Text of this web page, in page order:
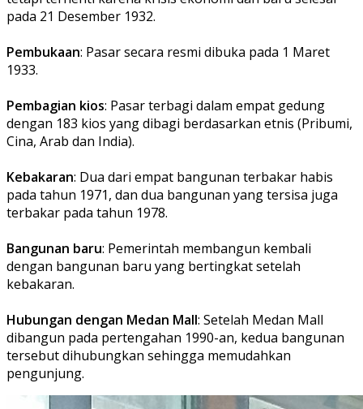
pada 21 Desember 1932.
Pembukaan: Pasar secara resmi dibuka pada 1 Maret
1933.
Pembagian kios: Pasar terbagi dalam empat gedung
dengan 183 kios yang dibagi berdasarkan etnis (Pribumi,
Cina, Arab dan India).
Kebakaran: Dua dari empat bangunan terbakar habis
pada tahun 1971, dan dua bangunan yang tersisa juga
terbakar pada tahun 1978.
Bangunan baru: Pemerintah membangun kembali
dengan bangunan baru yang bertingkat setelah
kebakaran.
Hubungan dengan Medan Mall: Setelah Medan Mall
dibangun pada pertengahan 1990-an, kedua bangunan
tersebut dihubungkan sehingga memudahkan
pengunjung.